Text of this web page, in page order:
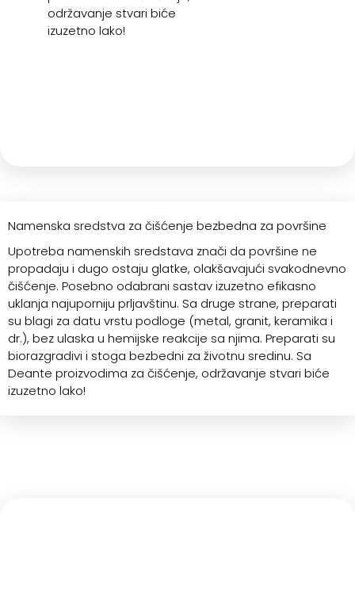
održavanje stvari biće
izuzetno lako!
Namenska sredstva za čišćenje bezbedna za površine
Upotreba namenskih sredstava znači da površine ne
propadaju i dugo ostaju glatke, olakšavajući svakodnevno
čišćenje. Posebno odabrani sastav izuzetno efikasno
uklanja najuporniju prljavštinu. Sa druge strane, preparati
su blagi za datu vrstu podloge (metal, granit, keramika i
dr.), bez ulaska u hemijske reakcije sa njima. Preparati su
biorazgradivi i stoga bezbedni za životnu sredinu. Sa
Deante proizvodima za čišćenje, održavanje stvari biće
izuzetno lako!